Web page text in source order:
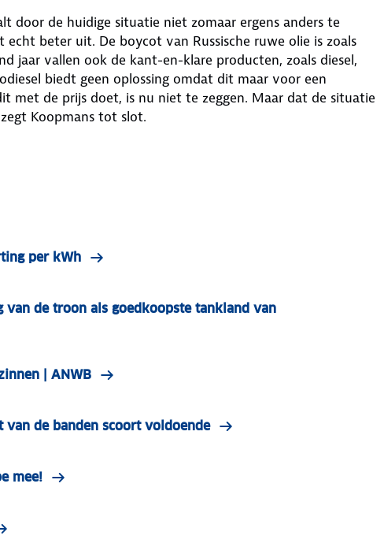
door de huidige situatie niet zomaar ergens anders te
beter uit. De boycot van Russische ruwe olie is zoals
jaar vallen ook de kant-en-klare producten, zoals diesel,
biedt geen oplossing omdat dit maar voor een
met de prijs doet, is nu niet te zeggen. Maar dat de situatie
Koopmans tot slot.
per kWh
van de troon als goedkoopste tankland van
| ANWB
van de banden scoort voldoende
mee!